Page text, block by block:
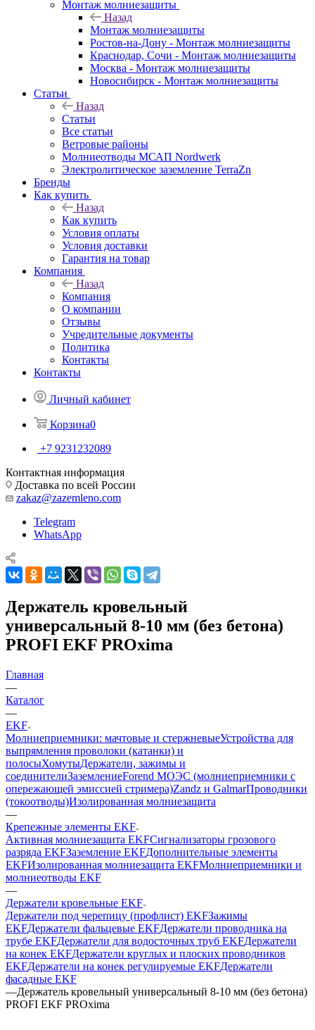
Монтаж молниезащиты
Назад
Монтаж молниезащиты
Ростов-на-Дону - Монтаж молниезащиты
Краснодар, Сочи - Монтаж молниезащиты
Москва - Монтаж молниезащиты
Новосибирск - Монтаж молниезащиты
Статьи
Назад
Статьи
Все статьи
Ветровые районы
Молниеотводы МСАП Nordwerk
Электролитическое заземление TerraZn
Бренды
Как купить
Назад
Как купить
Условия оплаты
Условия доставки
Гарантия на товар
Компания
Назад
Компания
О компании
Отзывы
Учредительные документы
Политика
Контакты
Контакты
Личный кабинет
Корзина0
+7 9231232089
Контактная информация
Доставка по всей России
zakaz@zazemleno.com
Telegram
WhatsApp
Держатель кровельный
универсальный 8-10 мм (без бетона)
PROFI EKF PROxima
Главная
—
Каталог
—
EKF
Молниеприемники: мачтовые и стержневыеУстройства для
выпрямления проволоки (катанки) и
полосыХомутыДержатели, зажимы и
соединителиЗаземлениеForend МОЭС (молниеприемники с
опережающей эмиссией стримера)Zandz и GalmarПроводники
(токоотводы)Изолированная молниезащита
—
Крепежные элементы EKF
Активная молниезащита EKFСигнализаторы грозового
разряда EKFЗаземление EKFДополнительные элементы
EKFИзолированная молниезащита EKFМолниеприемники и
молниеотводы EKF
—
Держатели кровельные EKF
Держатели под черепицу (профлист) EKFЗажимы
EKFДержатели фальцевые EKFДержатели проводника на
трубе EKFДержатели для водосточных труб EKFДержатели
на конек EKFДержатели круглых и плоских проводников
EKFДержатели на конек регулируемые EKFДержатели
фасадные EKF
—Держатель кровельный универсальный 8-10 мм (без бетона)
PROFI EKF PROxima